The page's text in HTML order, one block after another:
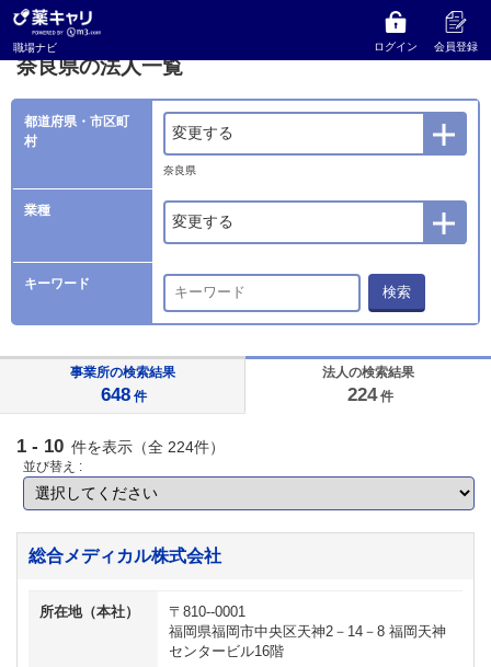
職場ナビ ログイン 会員登録
薬キャリ 職場ナビ
奈良県の法人一覧
都道府県・市区町
村
変更する
奈良県
業種
変更する
キーワード 検索
事業所の検索結果
648 件
法人の検索結果
224 件
1 - 10 件を表示（全 224件）
並び替え :
総合メディカル株式会社
所在地（本社）
〒810--0001
福岡県福岡市中央区天神2－14－8 福岡天神
センタービル16階